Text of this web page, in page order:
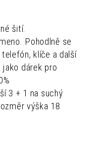
šití.
Pohodlně se
klíče a další
dárek pro
3 + 1 na suchý
výška 18